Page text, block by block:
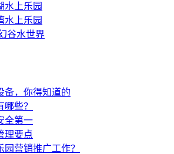
水上乐园
水上乐园
谷水世界
备，你得知道的
些？
全第一
理要点
营销推广工作？